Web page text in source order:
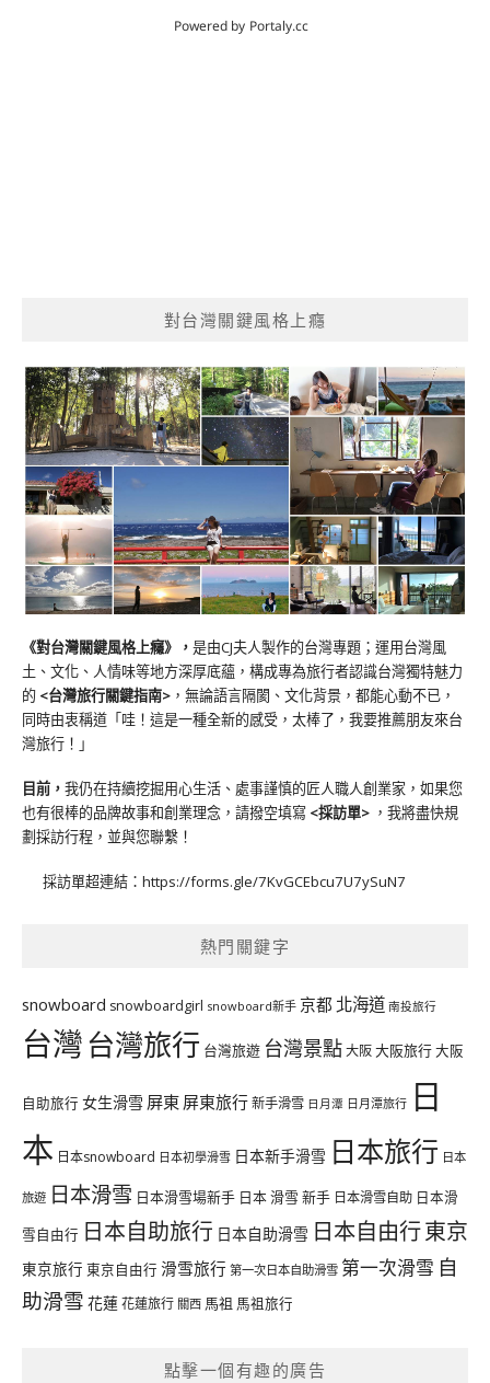
對台灣關鍵風格上癮
《對台灣關鍵風格上癮》 ， 是由CJ夫人製作的台灣專題；運用台灣風
土、文化、人情味等地方深厚底蘊，構成專為旅行者認識台灣獨特魅力
的 <台灣旅行關鍵指南> ，無論語言隔閡、文化背景，都能心動不已，
同時由衷稱道「哇！這是一種全新的感受，太棒了，我要推薦朋友來台
灣旅行！」
目前， 我仍在持續挖掘用心生活、處事謹慎的匠人職人創業家，如果您
也有很棒的品牌故事和創業理念，請撥空填寫 <採訪單> ，我將盡快規
劃採訪行程，並與您聯繫！
採訪單超連結： https://forms.gle/7KvGCEbcu7U7ySuN7
熱門關鍵字
snowboard snowboardgirl snowboard新手 京都 北海道 南投旅行
台灣台灣旅行 台灣旅遊 台灣景點大阪大阪旅行大阪
自助旅行 女生滑雪 屏東 屏東旅行新手滑雪 日月潭 日月潭旅行 日
本 日本snowboard 日本初學滑雪 日本新手滑雪 日本旅行 日本
旅遊 日本滑雪 日本滑雪場新手 日本 滑雪 新手 日本滑雪自助 日本滑
雪自由行 日本自助旅行 日本自助滑雪 日本自由行東京
東京旅行 東京自由行 滑雪旅行 第一次日本自助滑雪 第一次滑雪 自
助滑雪 花蓮花蓮旅行 關西 馬祖 馬祖旅行
點擊一個有趣的廣告